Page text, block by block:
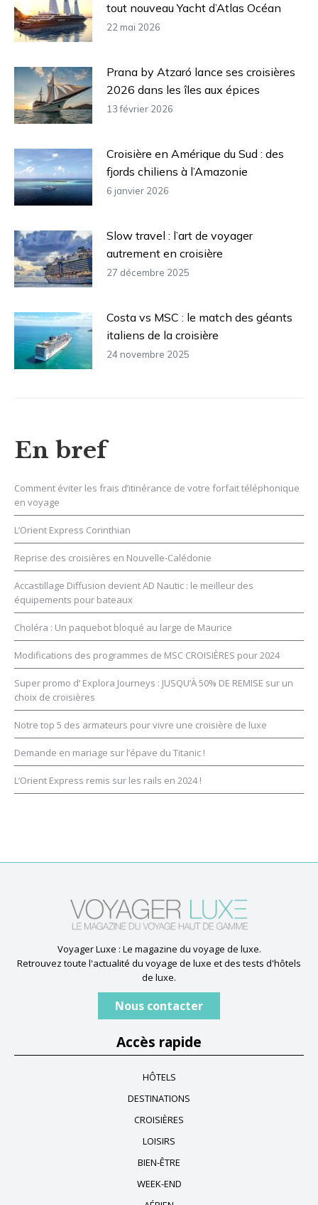
tout nouveau Yacht d’Atlas Océan
22 mai 2026
Prana by Atzaró lance ses croisières
2026 dans les îles aux épices
13 février 2026
Croisière en Amérique du Sud : des
fjords chiliens à l’Amazonie
6 janvier 2026
Slow travel : l’art de voyager
autrement en croisière
27 décembre 2025
Costa vs MSC : le match des géants
italiens de la croisière
24 novembre 2025
En bref
Comment éviter les frais d’itinérance de votre forfait téléphonique
en voyage
L’Orient Express Corinthian
Reprise des croisières en Nouvelle-Calédonie
Accastillage Diffusion devient AD Nautic : le meilleur des
équipements pour bateaux
Choléra : Un paquebot bloqué au large de Maurice
Modifications des programmes de MSC CROISIÈRES pour 2024
Super promo d’ Explora Journeys : JUSQU’À 50% DE REMISE sur un
choix de croisières
Notre top 5 des armateurs pour vivre une croisière de luxe
Demande en mariage sur l’épave du Titanic !
L’Orient Express remis sur les rails en 2024 !
Voyager Luxe : Le magazine du voyage de luxe.
Retrouvez toute l'actualité du voyage de luxe et des tests d'hôtels
de luxe.
Nous contacter
Accès rapide
HÔTELS
DESTINATIONS
CROISIÈRES
LOISIRS
BIEN-ÊTRE
WEEK-END